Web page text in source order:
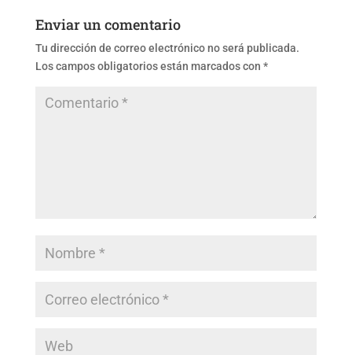
Enviar un comentario
Tu dirección de correo electrónico no será publicada.
Los campos obligatorios están marcados con *